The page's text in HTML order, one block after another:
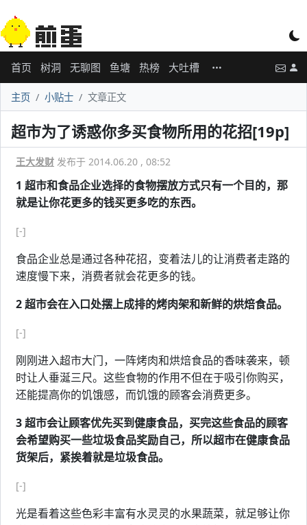
首页 树洞 无聊图 鱼塘 热榜 大吐槽
主页 小贴士 文章正文
超市为了诱惑你多买食物所用的花招[19p]
王大发财 发布于 2014.06.20 , 08:52
1 超市和食品企业选择的食物摆放方式只有一个目的，那
就是让你花更多的钱买更多吃的东西。
[-]
食品企业总是通过各种花招，变着法儿的让消费者走路的
速度慢下来，消费者就会花更多的钱。
2 超市会在入口处摆上成排的烤肉架和新鲜的烘焙食品。
[-]
刚刚进入超市大门，一阵烤肉和烘焙食品的香味袭来，顿
时让人垂涎三尺。这些食物的作用不但在于吸引你购买，
还能提高你的饥饿感，而饥饿的顾客会消费更多。
3 超市会让顾客优先买到健康食品，买完这些食品的顾客
会希望购买一些垃圾食品奖励自己，所以超市在健康食品
货架后，紧挨着就是垃圾食品。
[-]
光是看着这些色彩丰富有水灵灵的水果蔬菜，就足够让你